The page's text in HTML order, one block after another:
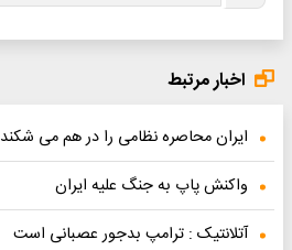
اخبار مرتبط
ایران محاصره نظامی را در هم می شکند
واکنش پاپ به جنگ علیه ایران
آتلانتیک : ترامپ بدجور عصبانی است